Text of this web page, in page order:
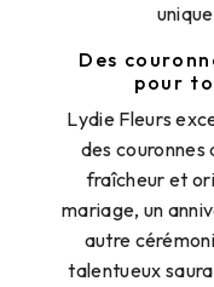
Des
pour
Lydie Fleurs
des couronnes
fraîcheur et
mariage, un
autre
talentueux